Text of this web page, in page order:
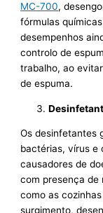
MC-700,
fórmulas
desempenhos
controlo de
trabalho, ao
de espuma.
Os desinfetantes
bactérias, vírus e
causadores de
com presença de
como as
surgimento,